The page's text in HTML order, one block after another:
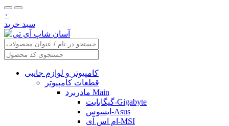
۰
سبد خرید
کامپیوتر و لوازم جانبی
قطعات کامپیوتر
مادربرد Main
گیگابایت-Gigabyte
ایسوس-Asus
ام اس آی-MSI